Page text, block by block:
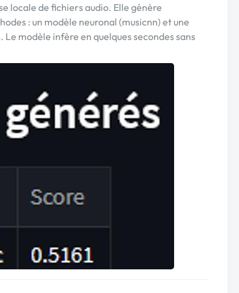
locale de fichiers audio. Elle génère
: un modèle neuronal (musicnn) et une
modèle infère en quelques secondes sans